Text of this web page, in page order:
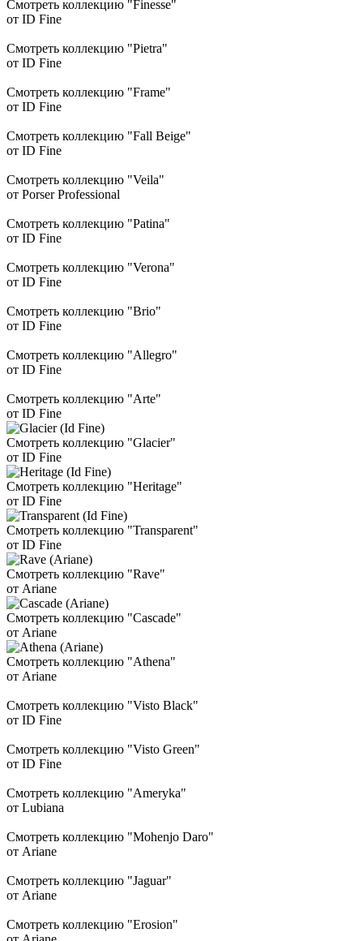
Смотреть коллекцию "Finesse"
от ID Fine
Смотреть коллекцию "Pietra"
от ID Fine
Смотреть коллекцию "Frame"
от ID Fine
Смотреть коллекцию "Fall Beige"
от ID Fine
Смотреть коллекцию "Veila"
от Porser Professional
Смотреть коллекцию "Patina"
от ID Fine
Смотреть коллекцию "Verona"
от ID Fine
Смотреть коллекцию "Brio"
от ID Fine
Смотреть коллекцию "Allegro"
от ID Fine
Смотреть коллекцию "Arte"
от ID Fine
Смотреть коллекцию "Glacier"
от ID Fine
Смотреть коллекцию "Heritage"
от ID Fine
Смотреть коллекцию "Transparent"
от ID Fine
Смотреть коллекцию "Rave"
от Ariane
Смотреть коллекцию "Cascade"
от Ariane
Смотреть коллекцию "Athena"
от Ariane
Смотреть коллекцию "Visto Black"
от ID Fine
Смотреть коллекцию "Visto Green"
от ID Fine
Смотреть коллекцию "Ameryka"
от Lubiana
Смотреть коллекцию "Mohenjo Daro"
от Ariane
Смотреть коллекцию "Jaguar"
от Ariane
Смотреть коллекцию "Erosion"